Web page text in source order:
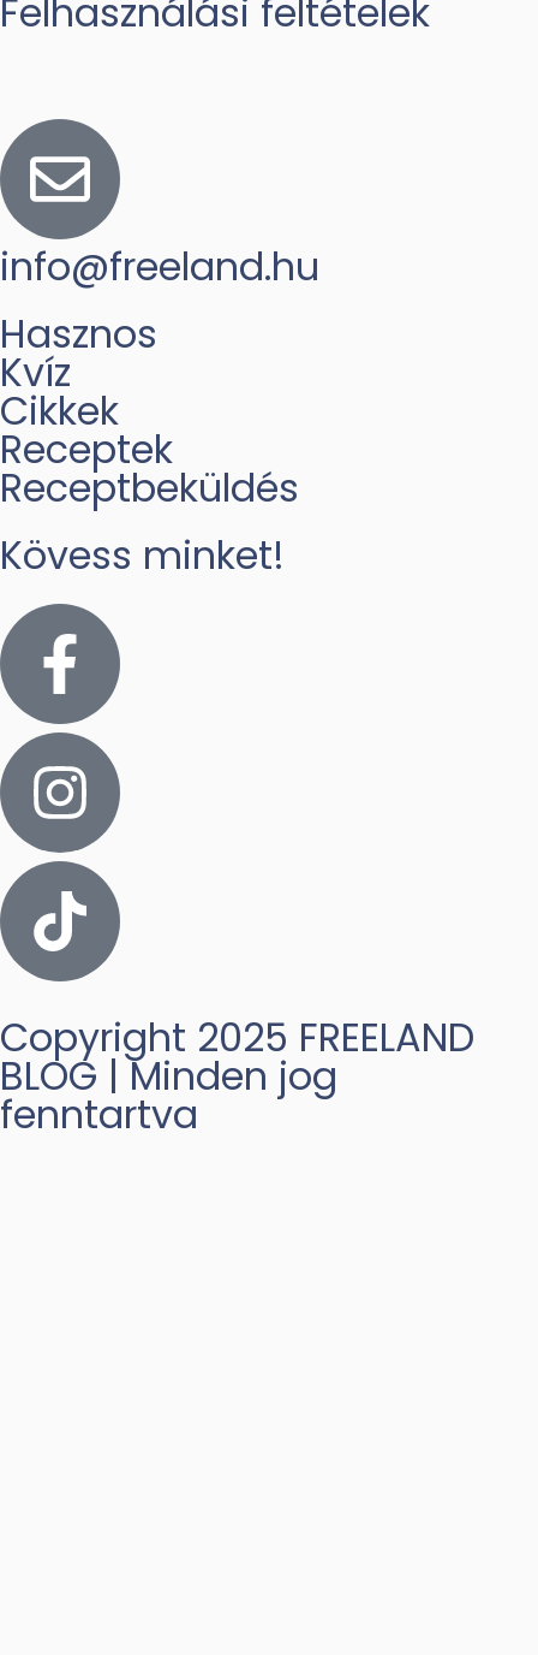
Felhasználási feltételek
info@freeland.hu
Hasznos
Kvíz
Cikkek
Receptek
Receptbeküldés
Kövess minket!
Copyright 2025 FREELAND
BLOG | Minden jog
fenntartva